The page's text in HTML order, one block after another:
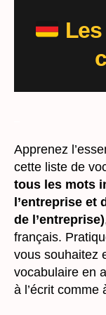
Apprenez
cette liste de
tous les mots
l’entreprise et
de l’entreprise)
français.
vous souhaitez
vocabulaire en
à l’écrit comme